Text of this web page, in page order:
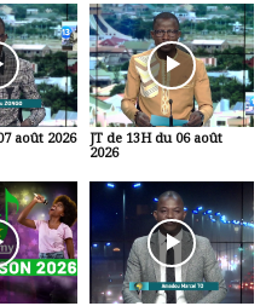
août 2026
JT de 13H du 06 août
2026